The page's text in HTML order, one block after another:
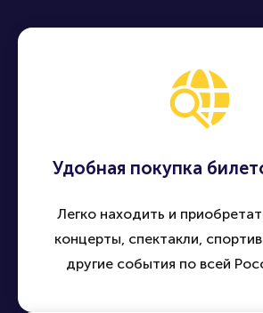
Удобная покупка
Легко находить и
концерты, спектакли,
другие события по всей